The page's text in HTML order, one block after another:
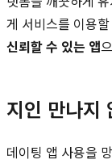
게 서비스를 이용
신뢰할 수 있는 앱
지인 만나지
데이팅 앱 사용을